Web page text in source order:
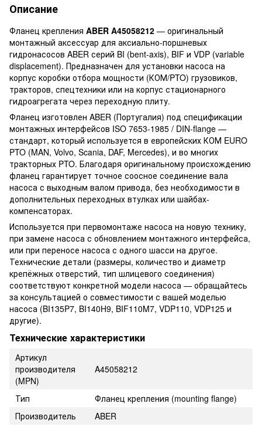
Описание
Фланец крепления ABER A45058212 — оригинальный
монтажный аксессуар для аксиально-поршневых
гидронасосов ABER серий BI (bent-axis), BIF и VDP (variable
displacement). Предназначен для установки насоса на
корпус коробки отбора мощности (КОМ/PTO) грузовиков,
тракторов, спецтехники или на корпус стационарного
гидроагрегата через переходную плиту.
Фланец изготовлен ABER (Португалия) под спецификации
монтажных интерфейсов ISO 7653-1985 / DIN-flange —
стандарт, который используется в европейских КОМ EURO
PTO (MAN, Volvo, Scania, DAF, Mercedes), и во многих
тракторных PTO. Благодаря оригинальному происхождению
фланец гарантирует точное соосное соединение вала
насоса с выходным валом привода, без необходимости в
дополнительных переходных втулках или шайбах-
компенсаторах.
Используется при первомонтаже насоса на новую технику,
при замене насоса с обновлением монтажного интерфейса,
или при переносе насоса с одного шасси на другое.
Технические детали (размеры, количество и диаметр
крепёжных отверстий, тип шлицевого соединения)
соответствуют конкретной модели насоса — обращайтесь
за консультацией о совместимости с вашей моделью
насоса (BI135P7, BI140H9, BIF110M7, VDP110, VDP125 и
другие).
Технические характеристики
Артикул
производителя
(MPN)
A45058212
Тип
Фланец крепления (mounting flange)
Производитель
ABER